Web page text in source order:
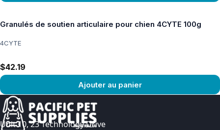
Granulés de soutien articulaire pour chien 4CYTE 100g
4CYTE
$42.19
Ajouter au panier
Voir le produit
Unit 10, 23 Technology Drive